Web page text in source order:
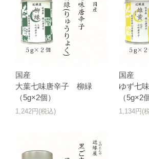
国産
大葉七味唐辛子 柳緑
（5g×2個）
1,242円(税込)
国産
ゆず七
（5g×2
1,134円(